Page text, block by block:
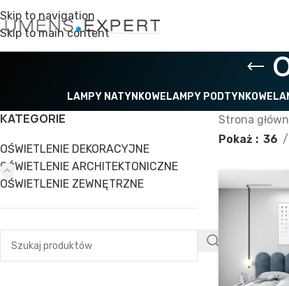
Skip to navigation
Skip to main content
LAMPY NATYNKOWE LAMPY PODTYNKOWE
KATEGORIE
OŚWIETLENIE DEKORACYJNE
OŚWIETLENIE ARCHITEKTONICZNE
OŚWIETLENIE ZEWNĘTRZNE
Strona
Pokaż
36